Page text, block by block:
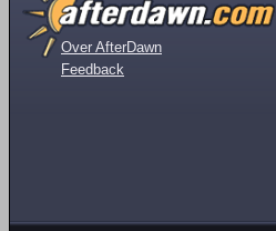
Over AfterDawn
Feedback